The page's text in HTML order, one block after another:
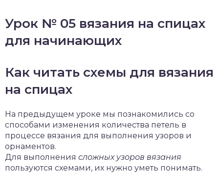
Урок № 05 вязания на спицах
для начинающих
Как читать схемы для вязания
на спицах
На предыдущем уроке мы познакомились со
способами изменения количества петель в
процессе вязания для выполнения узоров и
орнаментов.
Для выполнения сложных узоров вязания
пользуются схемами, их нужно уметь понимать.